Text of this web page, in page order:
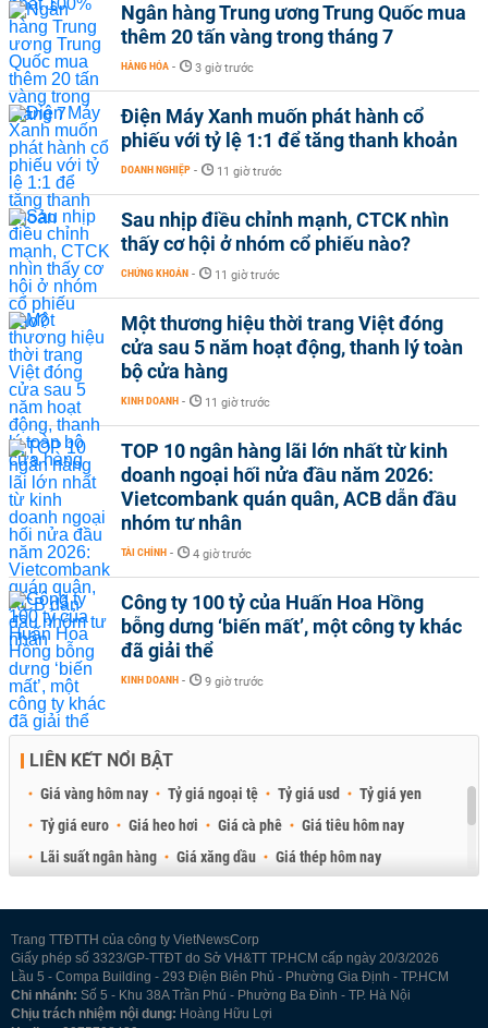
Ngân hàng Trung ương Trung Quốc mua
thêm 20 tấn vàng trong tháng 7
HÀNG HÓA - 3 giờ trước
Điện Máy Xanh muốn phát hành cổ
phiếu với tỷ lệ 1:1 để tăng thanh khoản
DOANH NGHIỆP - 11 giờ trước
Sau nhịp điều chỉnh mạnh, CTCK nhìn
thấy cơ hội ở nhóm cổ phiếu nào?
CHỨNG KHOÁN - 11 giờ trước
Một thương hiệu thời trang Việt đóng
cửa sau 5 năm hoạt động, thanh lý toàn
bộ cửa hàng
KINH DOANH - 11 giờ trước
TOP 10 ngân hàng lãi lớn nhất từ kinh
doanh ngoại hối nửa đầu năm 2026:
Vietcombank quán quân, ACB dẫn đầu
nhóm tư nhân
TÀI CHÍNH - 4 giờ trước
Công ty 100 tỷ của Huấn Hoa Hồng
bỗng dưng ‘biến mất’, một công ty khác
đã giải thể
KINH DOANH - 9 giờ trước
LIÊN KẾT NỔI BẬT
Giá vàng hôm nay Tỷ giá ngoại tệ Tỷ giá usd
Tỷ giá yen
Tỷ giá euro
Giá heo hơi Giá cà phê
Giá tiêu hôm nay
Lãi suất ngân hàng
Giá xăng dầu
Giá thép hôm nay
Trang TTĐTTH của công ty VietNewsCorp
Giấy phép số 3323/GP-TTĐT do Sở VH&TT TP.HCM cấp ngày 20/3/2026
Lầu 5 - Compa Building - 293 Điện Biên Phủ - Phường Gia Định - TP.HCM
Chi nhánh: Số 5 - Khu 38A Trần Phú - Phường Ba Đình - TP. Hà Nội
Chịu trách nhiệm nội dung: Hoàng Hữu Lợi